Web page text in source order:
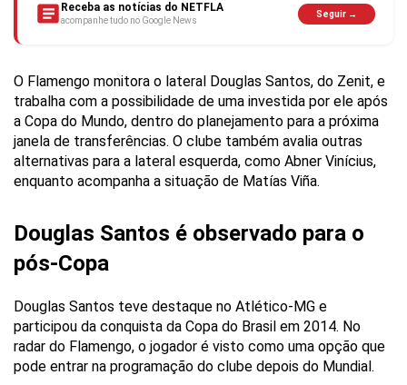
Receba as notícias do NETFLA
acompanhe tudo no Google News
Seguir →
O Flamengo monitora o lateral Douglas Santos, do Zenit, e
trabalha com a possibilidade de uma investida por ele após
a Copa do Mundo, dentro do planejamento para a próxima
janela de transferências. O clube também avalia outras
alternativas para a lateral esquerda, como Abner Vinícius,
enquanto acompanha a situação de Matías Viña.
Douglas Santos é observado para o
pós-Copa
Douglas Santos teve destaque no Atlético-MG e
participou da conquista da Copa do Brasil em 2014. No
radar do Flamengo, o jogador é visto como uma opção que
pode entrar na programação do clube depois do Mundial.